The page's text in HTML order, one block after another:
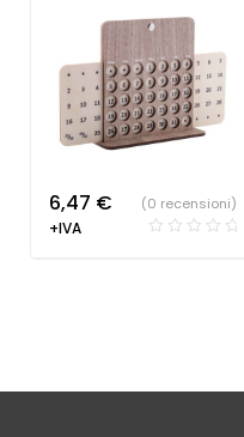
6,47 €
+IVA
(0 recensioni)